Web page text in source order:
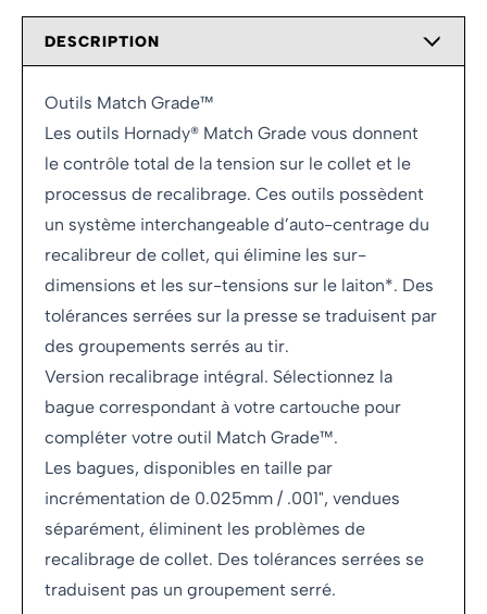
DESCRIPTION
Outils Match Grade™
Les outils Hornady® Match Grade vous donnent
le contrôle total de la tension sur le collet et le
processus de recalibrage. Ces outils possèdent
un système interchangeable d’auto-centrage du
recalibreur de collet, qui élimine les sur-
dimensions et les sur-tensions sur le laiton*. Des
tolérances serrées sur la presse se traduisent par
des groupements serrés au tir.
Version recalibrage intégral. Sélectionnez la
bague correspondant à votre cartouche pour
compléter votre outil Match Grade™.
Les bagues, disponibles en taille par
incrémentation de 0.025mm / .001", vendues
séparément, éliminent les problèmes de
recalibrage de collet. Des tolérances serrées se
traduisent pas un groupement serré.